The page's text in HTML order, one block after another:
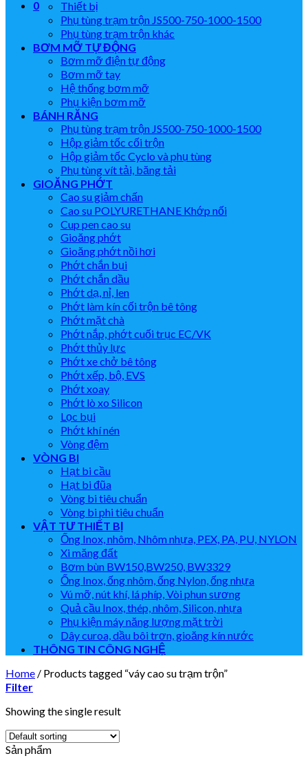
0
Thiết bị
Phụ tùng trạm trộn JS500-750-1000-1500
Phụ tùng trạm trộn khác
BƠM MỠ TỰ ĐỘNG
Bơm mỡ điện tự động
Bơm mỡ tay
Hệ thống bơm mỡ
Phụ kiện bơm mỡ
BÁNH RĂNG
Phụ tùng trạm trộn JS500-750-1000-1500
Hộp giảm tốc cối trộn
Hộp giảm tốc Cyclo và phụ tùng
Phụ tùng vít tải, băng tải
GIOĂNG PHỚT
Cao su giảm chấn
Cao su POLYURETHANE Khớp nối
Cup pen cao su
Gioăng phớt
Gioăng phớt nồi hơi
Phớt chắn bụi
Phớt chắn dầu
Phớt dạ, nỉ, len
Phớt làm kín cối trộn bê tông
Phớt mặt chà
Phớt nắp, phớt cuối trục EC/VK
Phớt thủy lực
Phớt xe chở bê tông
Phớt xếp, bộ, EVS
Phớt xoay
Phớt lò xo Silicon
Lọc bụi
Phớt khí nén
Vòng đệm
VÒNG BI
Hạt bi cầu
Hạt bi đũa
Vòng bi tiêu chuẩn
Vòng bi phi tiêu chuẩn
VẬT TƯ THIẾT BỊ
Ống Inox, nhôm, Nhôm nhựa, PEX, PA, PU, NYLON
Xi măng đất
Bơm bùn BW150,BW250, BW3329
Ống Inox, ống nhôm, ống Nylon, ống nhựa
Vú mỡ, nút khí, lá phíp, Vòi phun sương
Quả cầu Inox, thép, nhôm, Silicon, nhựa
Phụ kiện máy năng lượng mặt trời
Dây curoa, dầu bôi trơn, gioăng kín nước
THÔNG TIN CÔNG NGHỆ
Home / Products tagged “váy cao su trạm trộn”
Filter
Showing the single result
Sản phẩm